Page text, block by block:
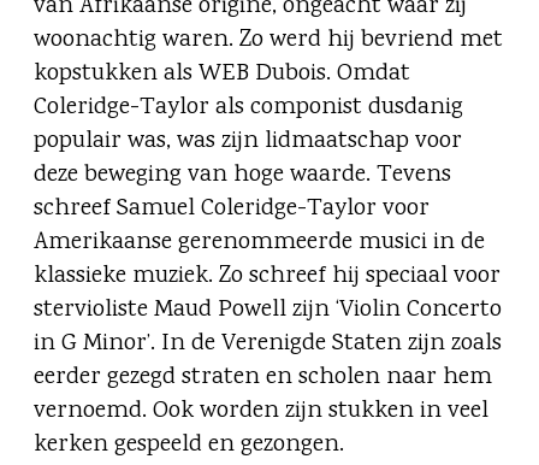
woonachtig waren. Zo werd hij bevriend met
kopstukken als WEB Dubois. Omdat
Coleridge-Taylor als componist dusdanig
populair was, was zijn lidmaatschap voor
deze beweging van hoge waarde. Tevens
schreef Samuel Coleridge-Taylor voor
Amerikaanse gerenommeerde musici in de
klassieke muziek. Zo schreef hij speciaal voor
stervioliste Maud Powell zijn ‘Violin Concerto
in G Minor’. In de Verenigde Staten zijn zoals
eerder gezegd straten en scholen naar hem
vernoemd. Ook worden zijn stukken in veel
kerken gespeeld en gezongen.